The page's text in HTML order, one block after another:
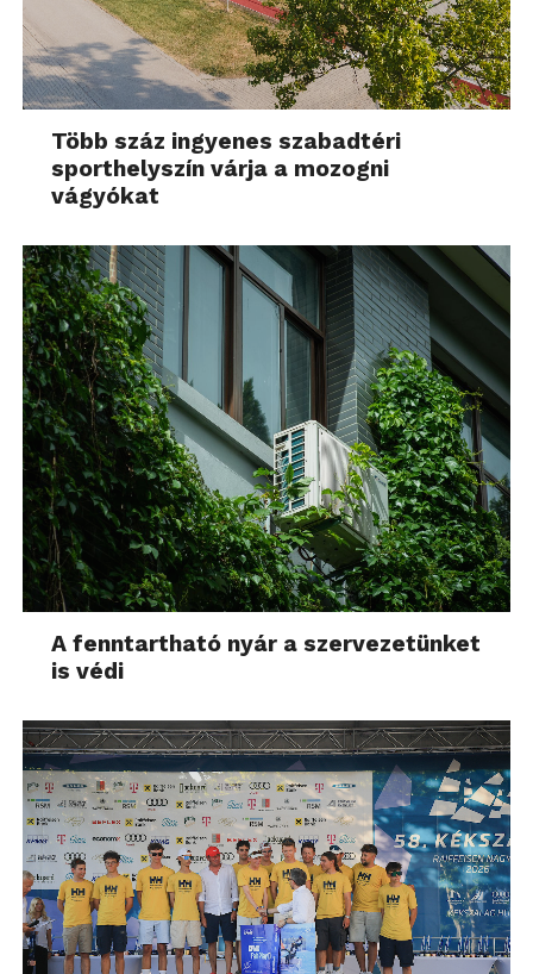
Több száz ingyenes szabadtéri
sporthelyszín várja a mozogni
vágyókat
A fenntartható nyár a szervezetünket
is védi